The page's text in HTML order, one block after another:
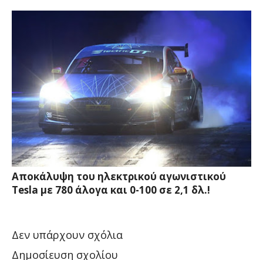
Αποκάλυψη του ηλεκτρικού αγωνιστικού
Tesla με 780 άλογα και 0-100 σε 2,1 δλ.!
Δεν υπάρχουν σχόλια
Δημοσίευση σχολίου